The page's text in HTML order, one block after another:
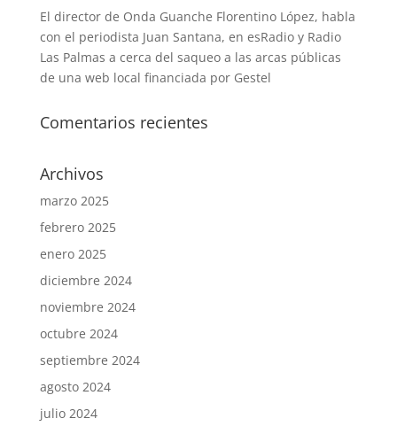
El director de Onda Guanche Florentino López, habla
con el periodista Juan Santana, en esRadio y Radio
Las Palmas a cerca del saqueo a las arcas públicas
de una web local financiada por Gestel
Comentarios recientes
Archivos
marzo 2025
febrero 2025
enero 2025
diciembre 2024
noviembre 2024
octubre 2024
septiembre 2024
agosto 2024
julio 2024